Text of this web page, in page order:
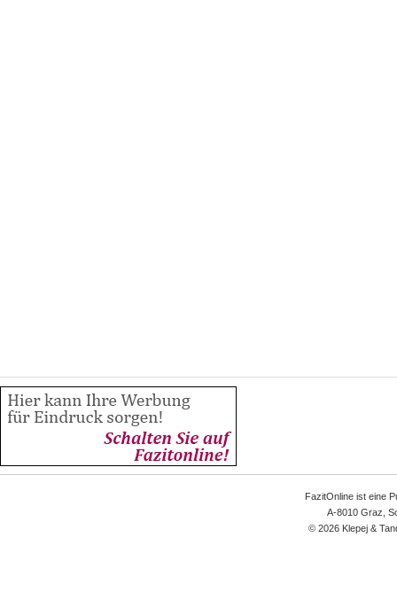
FazitOnline ist eine
A-8010 Graz,
© 2026 Klepej &